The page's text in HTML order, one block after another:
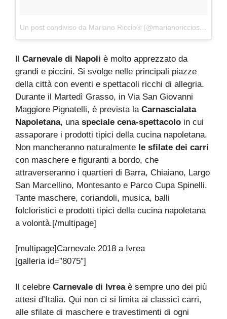
Un post condiviso da Mariano Riccio® (@marianoricciosole)
Il Carnevale di Napoli è molto apprezzato da
grandi e piccini. Si svolge nelle principali piazze
della città con eventi e spettacoli ricchi di allegria.
Durante il Martedì Grasso, in Via San Giovanni
Maggiore Pignatelli, è prevista la Carnascialata
Napoletana, una speciale cena-spettacolo in cui
assaporare i prodotti tipici della cucina napoletana.
Non mancheranno naturalmente le sfilate dei carri
con maschere e figuranti a bordo, che
attraverseranno i quartieri di Barra, Chiaiano, Largo
San Marcellino, Montesanto e Parco Cupa Spinelli.
Tante maschere, coriandoli, musica, balli
folcloristici e prodotti tipici della cucina napoletana
a volontà.[/multipage]
[multipage]Carnevale 2018 a Ivrea
[galleria id=”8075″]
Il celebre Carnevale di Ivreaè sempre uno dei più
attesi d’Italia. Qui non ci si limita ai classici carri,
alle sfilate di maschere e travestimenti di ogni